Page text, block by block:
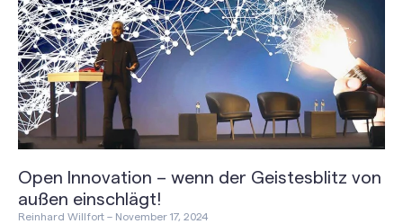
Open Innovation – wenn der Geistesblitz von
außen einschlägt!
Reinhard Willfort November 17, 2024